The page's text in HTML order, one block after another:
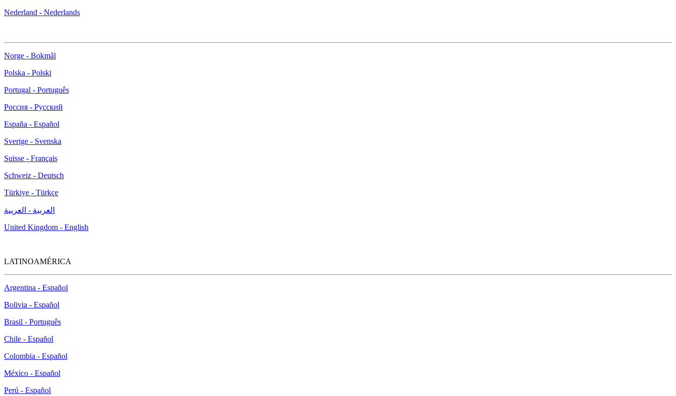
Nederland - Nederlands
Norge - Bokmål
Polska - Polski
Portugal - Português
Россия - Русский
España - Español
Sverige - Svenska
Suisse - Français
Schweiz - Deutsch
Türkiye - Türkçe
العربية - العربية
United Kingdom - English
LATINOAMÉRICA
Argentina - Español
Bolivia - Español
Brasil - Português
Chile - Español
Colombia - Español
México - Español
Perú - Español